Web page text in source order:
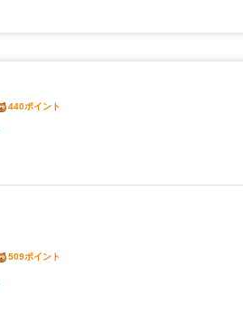
440ポイント
509ポイント